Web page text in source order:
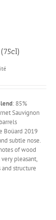
: 85%
Sauvignon
Boüard 2019
subtle nose.
of wood
pleasant,
and structure